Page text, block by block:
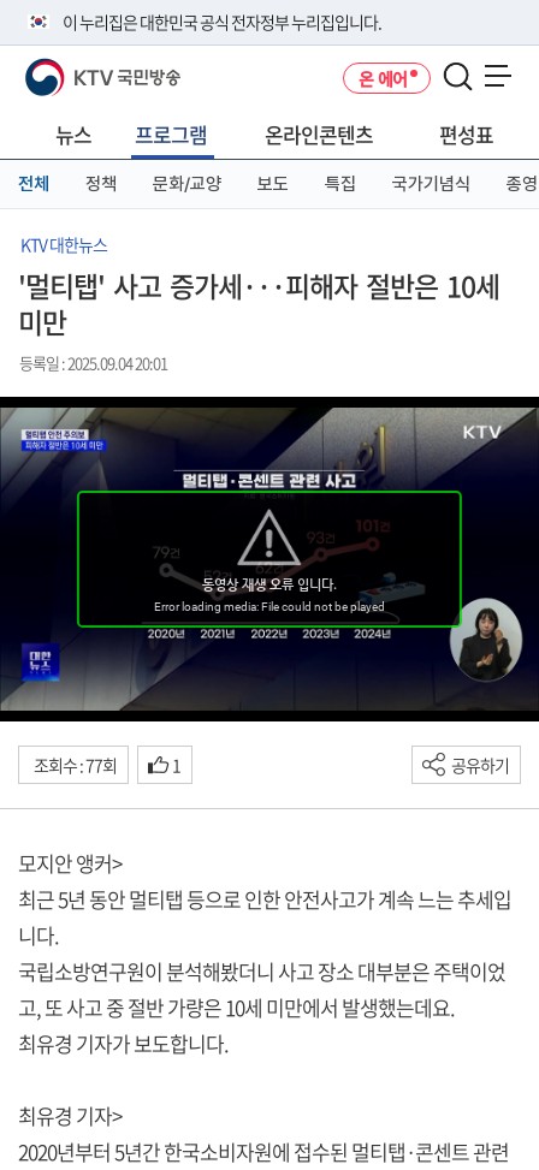
이 누리집은 대한민국 공식 전자정부 누리집입니다.
공식 누리집 주소 확인하기
니다.
이밖에 or.kr 또는 .kr등 다른 도메인 주소를 사용하고 있다면 아래 URL에
서 도메인 주소를 확인해 보세요
KTV 국민방송 온 에어
뉴스 프로그램 온라인콘텐츠 편성표
전체 정책 문화/교양 보도 특집 국가기념식 종영
KTV 대한뉴스
'멀티탭' 사고 증가세···피해자 절반은 10세
미만
등록일 : 2025.09.04 20:01
조회수 : 77회 1 공유하기
모지안 앵커>
최근 5년 동안 멀티탭 등으로 인한 안전사고가 계속 느는 추세입
니다.
국립소방연구원이 분석해봤더니 사고 장소 대부분은 주택이었
고, 또 사고 중 절반 가량은 10세 미만에서 발생했는데요.
최유경 기자가 보도합니다.
최유경 기자>
2020년부터 5년간 한국소비자원에 접수된 멀티탭·콘센트 관련